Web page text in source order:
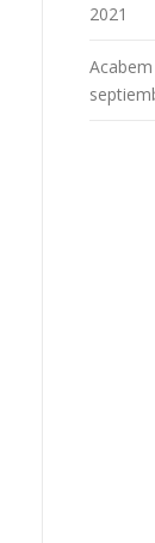
2021
Acabem